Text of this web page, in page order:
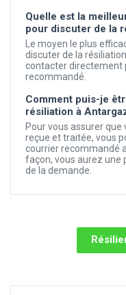
Quelle est la
pour discuter de la
Le moyen le plus
discuter de la
contacter directement
recommandé.
Comment puis-je
résiliation à
Pour vous assurer
reçue et traitée, vous
courrier recommandé
façon, vous aurez une
de la demande.